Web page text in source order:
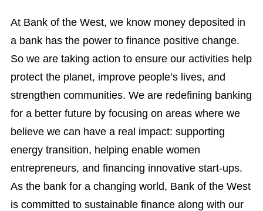
At Bank of the West, we know money deposited in
a bank has the power to finance positive change.
So we are taking action to ensure our activities help
protect the planet, improve people’s lives, and
strengthen communities. We are redefining banking
for a better future by focusing on areas where we
believe we can have a real impact: supporting
energy transition, helping enable women
entrepreneurs, and financing innovative start-ups.
As the bank for a changing world, Bank of the West
is committed to sustainable finance along with our